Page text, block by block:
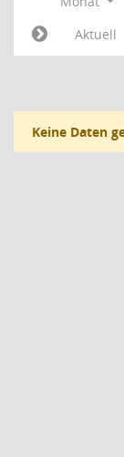
Aktuell
Keine Daten